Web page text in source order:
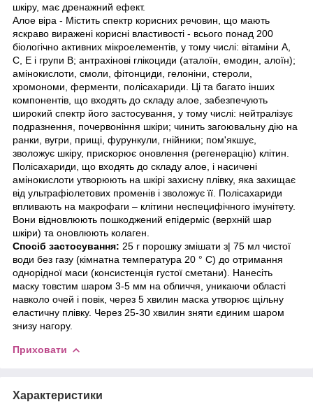
шкіру, має дренажний ефект.
Алое віра - Містить спектр корисних речовин, що мають
яскраво виражені корисні властивості - всього понад 200
біологічно активних мікроелементів, у тому числі: вітаміни А,
С, Е і групи В; антрахінові глікоциди (аталоїн, емодин, алоїн);
амінокислоти, смоли, фітонциди, гелоніни, стероли,
хромономи, ферменти, полісахариди. Ці та багато інших
компонентів, що входять до складу алое, забезпечують
широкий спектр його застосування, у тому числі: нейтралізує
подразнення, почервоніння шкіри; чинить загоювальну дію на
ранки, вугри, прищі, фурункули, гнійники; пом'якшує,
зволожує шкіру, прискорює оновлення (регенерацію) клітин.
Полісахариди, що входять до складу алое, і насичені
амінокислоти утворюють на шкірі захисну плівку, яка захищає
від ультрафіолетових променів і зволожує її. Полісахариди
впливають на макрофаги – клітини неспецифічного імунітету.
Вони відновлюють пошкоджений епідерміс (верхній шар
шкіри) та оновлюють колаген.
Спосіб застосування: 25 г порошку змішати з| 75 мл чистої
води без газу (кімнатна температура 20 ° C) до отримання
однорідної маси (консистенція густої сметани). Нанесіть
маску товстим шаром 3-5 мм на обличчя, уникаючи області
навколо очей і повік, через 5 хвилин маска утворює щільну
еластичну плівку. Через 25-30 хвилин зняти єдиним шаром
знизу нагору.
Приховати
Характеристики